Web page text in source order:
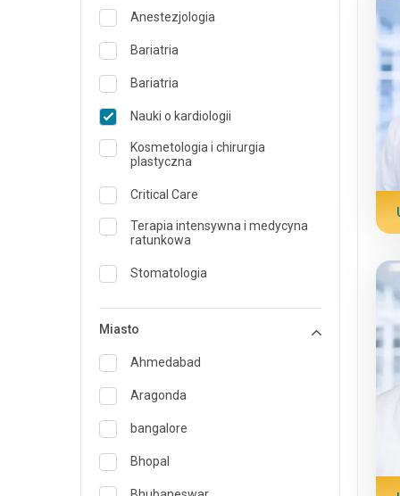
Anestezjologia
Bariatria
Bariatria
Nauki o kardiologii
Kosmetologia i chirurgia
plastyczna
Critical Care
Terapia intensywna i medycyna
ratunkowa
Stomatologia
Endokrynologia i opieka nad
Miasto
Ahmedabad
Aragonda
bangalore
Bhopal